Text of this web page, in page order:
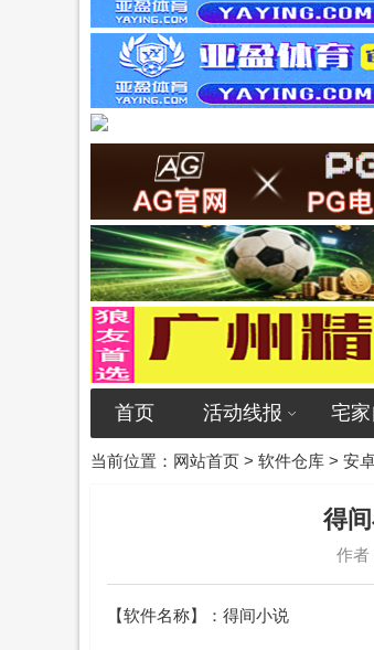
首页 活动线报 宅
当前位置： 网站首页 > 软件仓库 > 安
得
作者
【软件名称】：得间小说